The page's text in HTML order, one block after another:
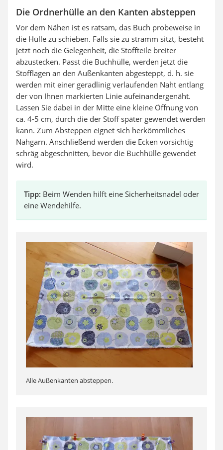
Die Ordnerhülle an den Kanten absteppen
Vor dem Nähen ist es ratsam, das Buch probeweise in
die Hülle zu schieben. Falls sie zu stramm sitzt, besteht
jetzt noch die Gelegenheit, die Stoffteile breiter
abzustecken. Passt die Buchhülle, werden jetzt die
Stofflagen an den Außenkanten abgesteppt, d. h. sie
werden mit einer geradlinig verlaufenden Naht entlang
der von Ihnen markierten Linie aufeinandergenäht.
Lassen Sie dabei in der Mitte eine kleine Öffnung von
ca. 4-5 cm, durch die der Stoff später gewendet werden
kann. Zum Absteppen eignet sich herkömmliches
Nähgarn. Anschließend werden die Ecken vorsichtig
schräg abgeschnitten, bevor die Buchhülle gewendet
wird.
Tipp: Beim Wenden hilft eine Sicherheitsnadel oder
eine Wendehilfe.
Alle Außenkanten absteppen.